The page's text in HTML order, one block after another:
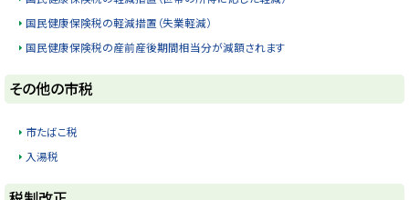
国民健康保険税の軽減措置（失業軽減）
国民健康保険税の産前産後期間相当分が減額されます
ト
ッ
プ
に
る
その他の市税
市たばこ税
入湯税
ト